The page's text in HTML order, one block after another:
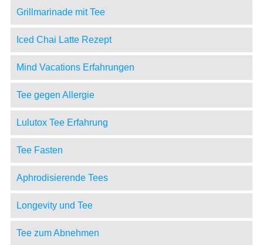
Grillmarinade mit Tee
Iced Chai Latte Rezept
Mind Vacations Erfahrungen
Tee gegen Allergie
Lulutox Tee Erfahrung
Tee Fasten
Aphrodisierende Tees
Longevity und Tee
Tee zum Abnehmen